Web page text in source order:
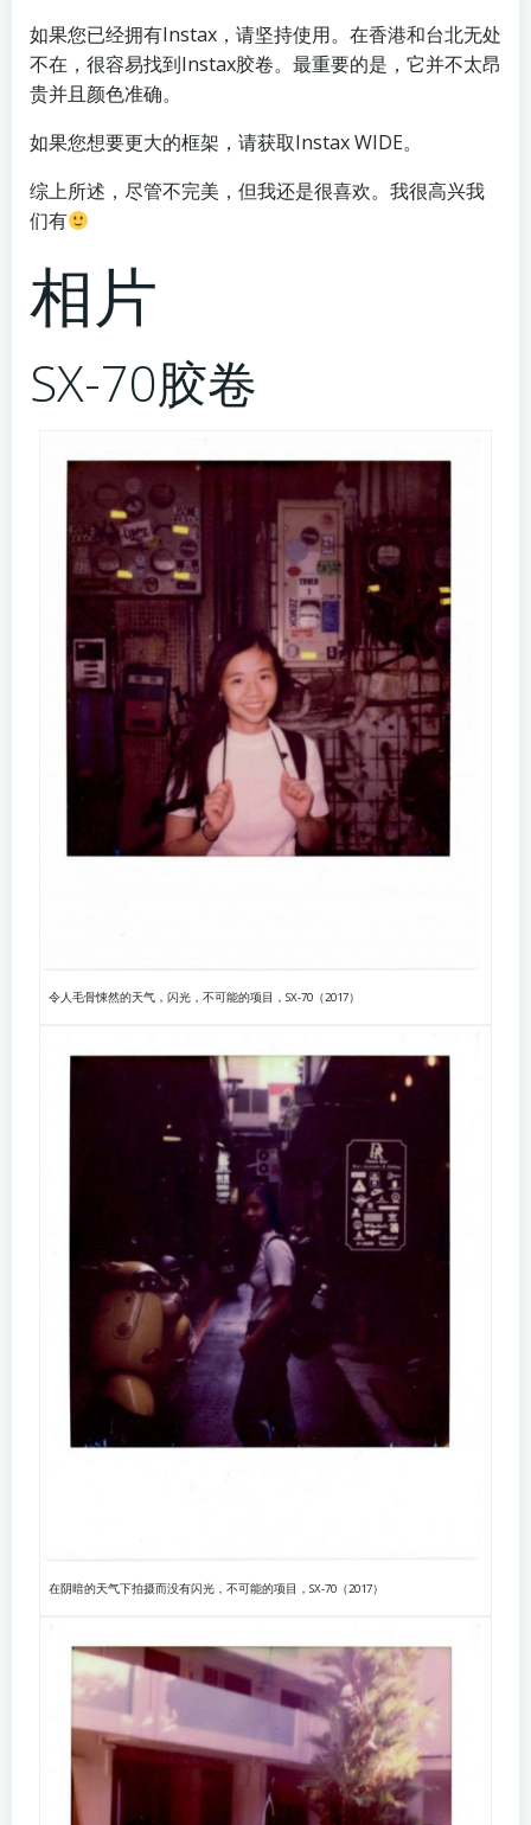
如果您已经拥有Instax，请坚持使用。在香港和台北无处
不在，很容易找到Instax胶卷。最重要的是，它并不太昂
贵并且颜色准确。
如果您想要更大的框架，请获取Instax WIDE。
综上所述，尽管不完美，但我还是很喜欢。我很高兴我
们有
相片
SX-70胶卷
令人毛骨悚然的天气，闪光，不可能的项目，SX-70（2017）
在阴暗的天气下拍摄而没有闪光，不可能的项目，SX-70（2017）